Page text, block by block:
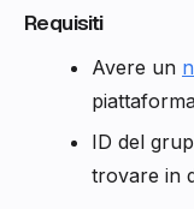
Requisiti
Avere un
ID del
trovare in